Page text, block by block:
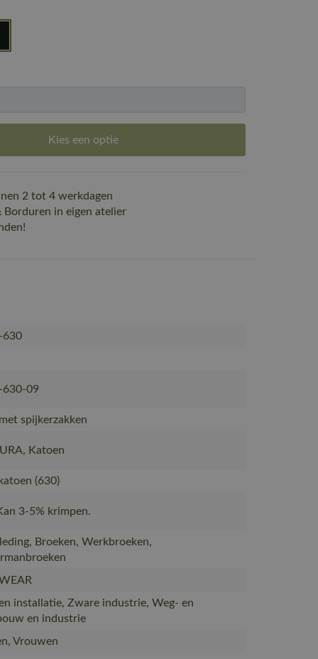
Kies een optie
2 tot 4 werkdagen
Borduren in eigen atelier
630
630-09
spijkerzakken
Katoen
(630)
3-5% krimpen.
Broeken, Werkbroeken,
installatie, Zware industrie, Weg- en
en industrie
Vrouwen